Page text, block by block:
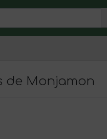
de Monjamon